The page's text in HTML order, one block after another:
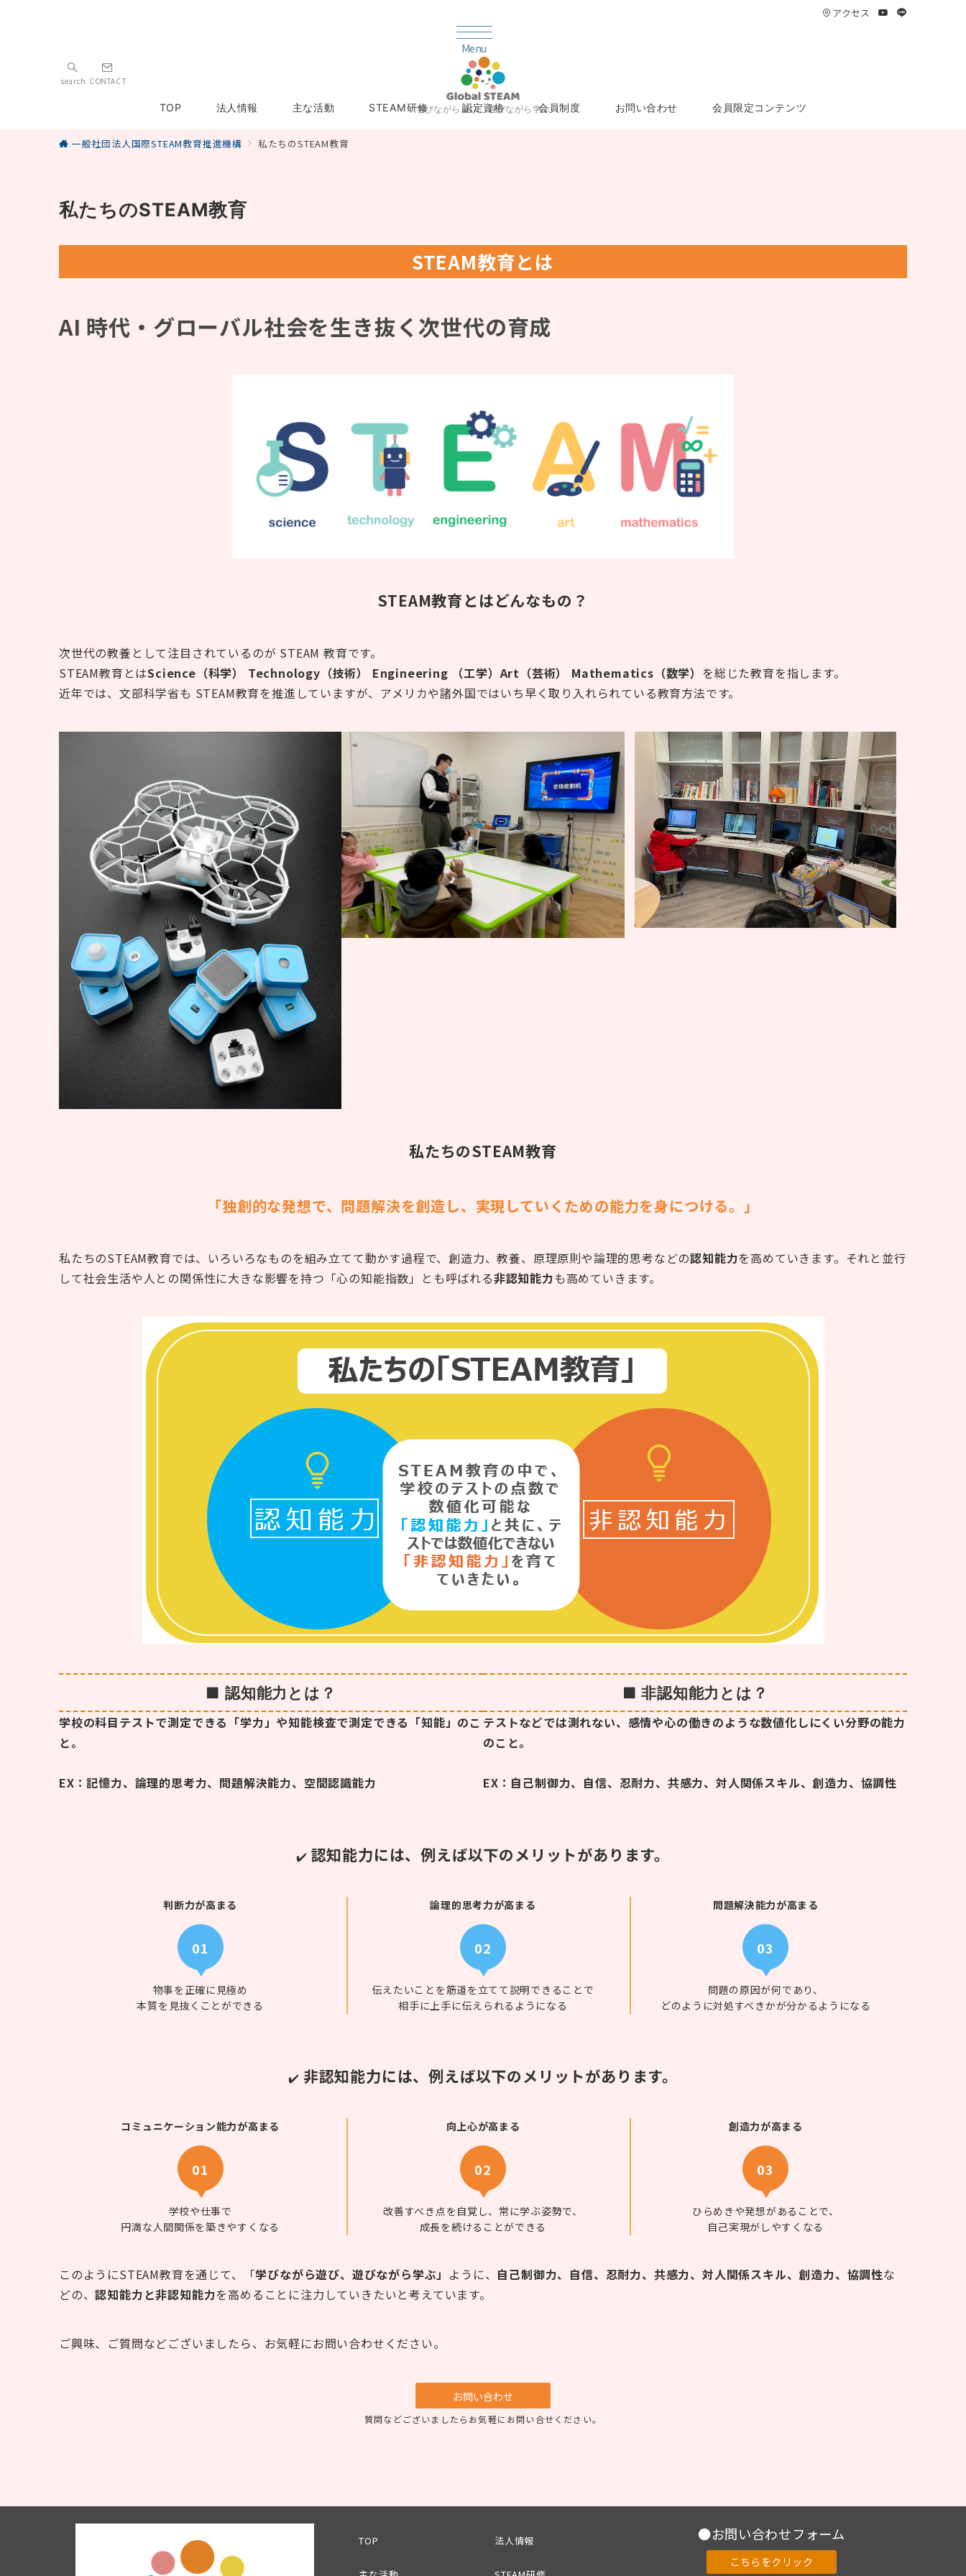
アクセス
Menu
学びながら遊び、遊びながら学ぶ
search CONTACT
TOP 法人情報 主な活動 STEAM研修 認定資格 会員制度 お問い合わせ 会員限定コンテンツ
一般社団法人国際STEAM教育推進機構 私たちのSTEAM教育
私たちのSTEAM教育
STEAM教育とは
AI 時代・グローバル社会を生き抜く次世代の育成
STEAM教育とはどんなもの ？
次世代の教養として注目されているのが STEAM 教育です。
STEAM教育とはScience（科学） Technology（技術） Engineering （工学）Art（芸術） Mathematics（数学） を総じた教育を指します。
近年では、文部科学省も STEAM教育を推進していますが、アメリカや諸外国ではいち早く取り入れられている教育方法です。
私たちのSTEAM教育
「独創的な発想で、問題解決を創造し、実現していくための能力を身につける。」
私たちのSTEAM教育では、いろいろなものを組み立てて動かす過程で、創造力、教養、原理原則や論理的思考などの認知能力を高めていきます。それと並行
して社会生活や人との関係性に大きな影響を持つ「心の知能指数」とも呼ばれる非認知能力も高めていきます。
■ 認知能力とは？
学校の科目テストで測定できる「学力」や知能検査で測定できる「知能」のこ
と。
EX：記憶力、論理的思考力、問題解決能力、空間認識能力
■ 非認知能力とは？
テストなどでは測れない、感情や心の働きのような数値化しにくい分野の能力
のこと。
EX：自己制御力、自信、忍耐力、共感力、対人関係スキル、創造力、協調性
✔️ 認知能力には、例えば以下のメリットがあります。
判断力が高まる
01
物事を正確に見極め
本質を見抜くことができる
論理的思考力が高まる
02
伝えたいことを筋道を立てて説明できることで
相手に上手に伝えられるようになる
問題解決能力が高まる
03
問題の原因が何であり、
どのように対処すべきかが分かるようになる
✔️ 非認知能力には、例えば以下のメリットがあります。
コミュニケーション能力が高まる
01
学校や仕事で
円満な人間関係を築きやすくなる
向上心が高まる
02
改善すべき点を自覚し、常に学ぶ姿勢で、
成長を続けることができる
創造力が高まる
03
ひらめきや発想があることで、
自己実現がしやすくなる
このようにSTEAM教育を通じて、「学びながら遊び、遊びながら学ぶ」 ように、 自己制御力、自信、忍耐力、共感力、対人関係スキル、創造力、協調性な
どの、認知能力と非認知能力を高めることに注力していきたいと考えています。
ご興味、ご質問などございましたら、お気軽にお問い合わせください。
お問い合わせ
質問などございましたらお気軽にお問い合せください。
TOP 法人情報 ●お問い合わせフォーム
こちらをクリック